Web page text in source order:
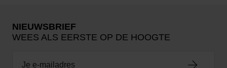
NIEUWSBRIEF
WEES ALS EERSTE OP DE HOOGTE